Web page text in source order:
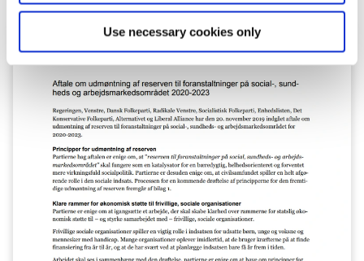
Use necessary cookies only